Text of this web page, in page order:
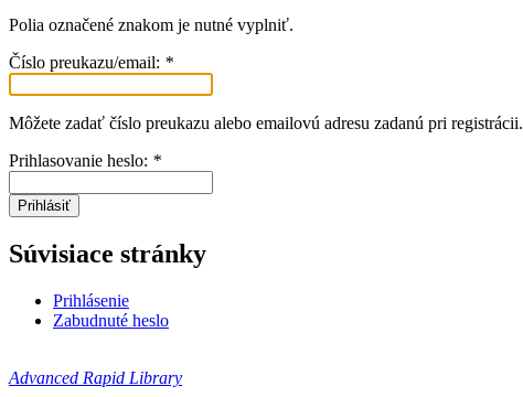
Polia označené znakom je nutné vyplniť.
Číslo preukazu/email: *
Môžete zadať číslo preukazu alebo emailovú adresu zadanú pri registrácii.
Prihlasovanie heslo: *
Prihlásiť
Súvisiace stránky
Prihlásenie
Zabudnuté heslo
Advanced Rapid Library